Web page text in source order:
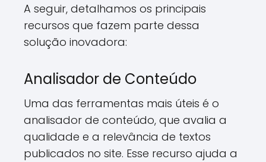
A seguir, detalhamos os principais
recursos que fazem parte dessa
solução inovadora:
Analisador de Conteúdo
Uma das ferramentas mais úteis é o
analisador de conteúdo, que avalia a
qualidade e a relevância de textos
publicados no site. Esse recurso ajuda a